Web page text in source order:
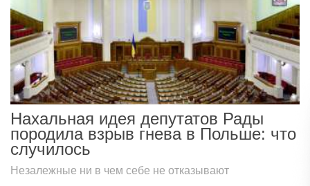
Нахальная идея депутатов Рады
породила взрыв гнева в Польше: что
случилось
Незалежные ни в чем себе не отказывают